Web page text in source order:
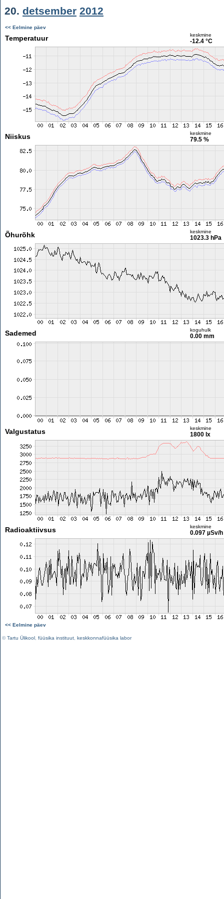
20. detsember 2012
<< Eelmine päev
Temperatuur keskmine
-12.4 °C
Niiskus keskmine
79.5 %
Õhurõhk keskmine
1023.3 hPa
Sademed koguhulk
0.00 mm
Valgustatus keskmine
1800 lx
Radioaktiivsus keskmine
0.097 µSv/h
<< Eelmine päev
©Tartu Ülikool füüsika instituut keskkonnafüüsika labor